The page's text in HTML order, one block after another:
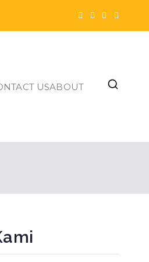
USABOUT